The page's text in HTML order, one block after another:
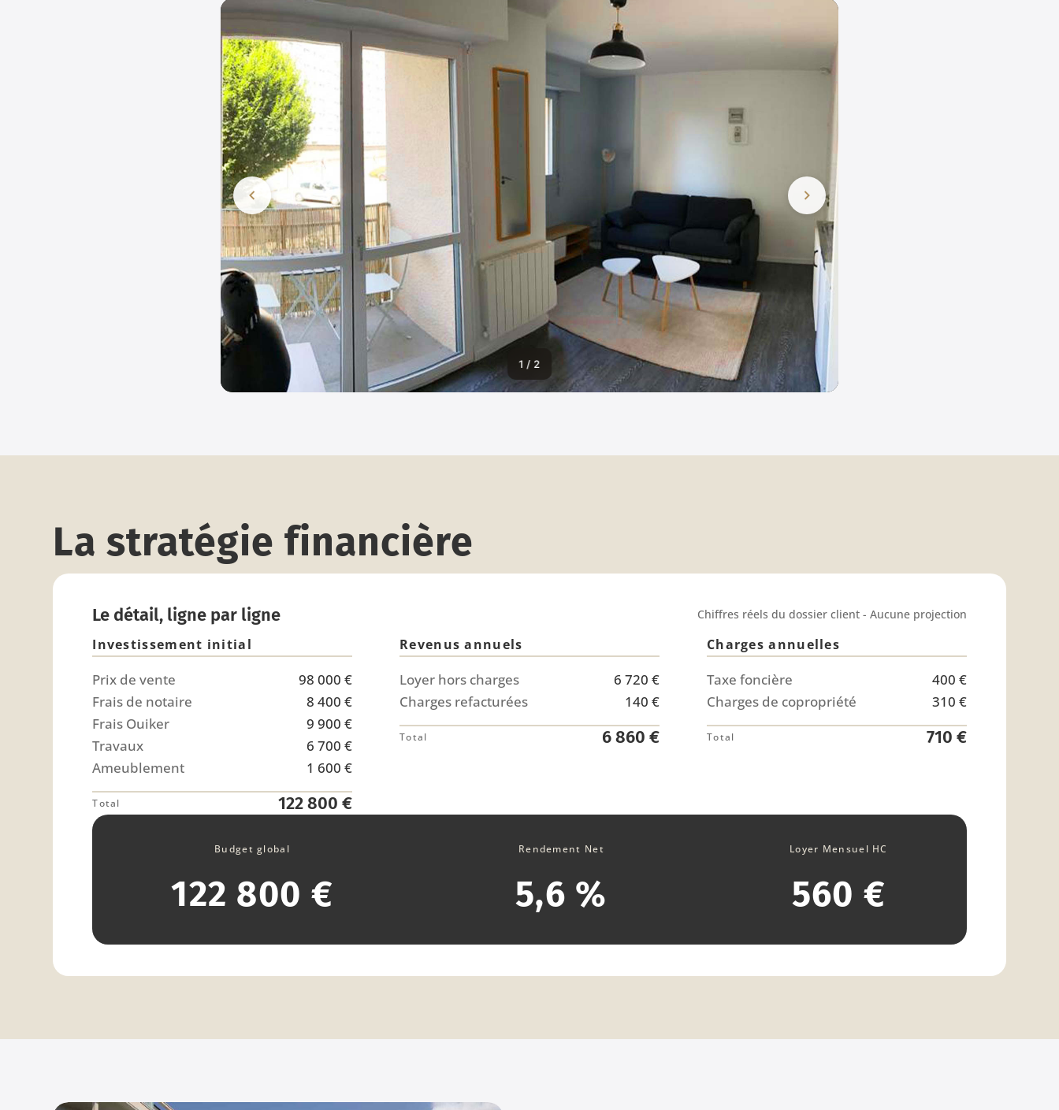
1 / 2
La stratégie financière
Le détail, ligne par ligne Chiffres réels du dossier client - Aucune projection
Investissement initial
Prix de vente
98 000 €
Frais de notaire
8 400 €
Frais Ouiker
9 900 €
Travaux
6 700 €
Ameublement
1 600 €
Total 122 800 €
Revenus annuels
Loyer hors charges
6 720 €
Charges refacturées
140 €
Total 6 860 €
Charges annuelles
Taxe foncière
400 €
Charges de copropriété
310 €
Total 710 €
Budget global
122 800 €
Rendement Net
5,6 %
Loyer Mensuel HC
560 €